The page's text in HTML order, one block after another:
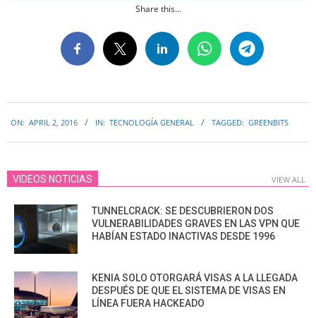
Share this...
04-
02
ON: APRIL 2, 2016 IN: TECNOLOGÍA GENERAL TAGGED: GREENBITS
VIDEOS NOTICIAS VIEW ALL
TUNNELCRACK: SE DESCUBRIERON DOS
VULNERABILIDADES GRAVES EN LAS VPN QUE
HABÍAN ESTADO INACTIVAS DESDE 1996
KENIA SOLO OTORGARÁ VISAS A LA LLEGADA
DESPUÉS DE QUE EL SISTEMA DE VISAS EN
LÍNEA FUERA HACKEADO